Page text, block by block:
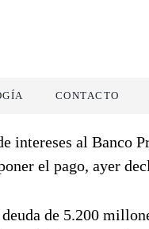
CONTACTO
al Banco
el pago, ayer
de 5.200